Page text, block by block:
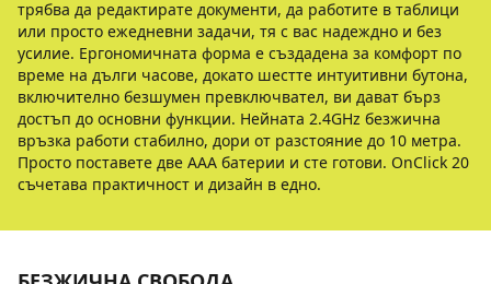
трябва да редактирате документи, да работите в таблици
или просто ежедневни задачи, тя с вас надеждно и без
усилие. Ергономичната форма е създадена за комфорт по
време на дълги часове, докато шестте интуитивни бутона,
включително безшумен превключвател, ви дават бърз
достъп до основни функции. Нейната 2.4GHz безжична
връзка работи стабилно, дори от разстояние до 10 метра.
Просто поставете две AAA батерии и сте готови. OnClick 20
съчетава практичност и дизайн в едно.